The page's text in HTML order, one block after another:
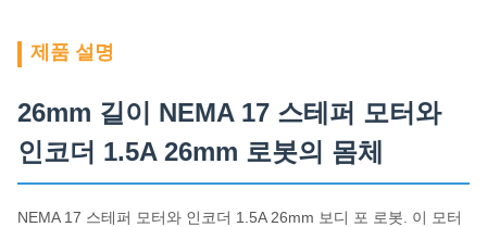
제품 설명
26mm 길이 NEMA 17 스테퍼 모터와
인코더 1.5A 26mm 로봇의 몸체
NEMA 17 스테퍼 모터와 인코더 1.5A 26mm 보디 포 로봇. 이 모터